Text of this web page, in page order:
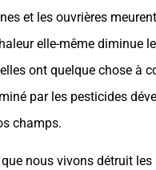
et les ouvrières
elle-même diminue
ont quelque chose à
par les pesticides
champs.
que nous vivons détruit